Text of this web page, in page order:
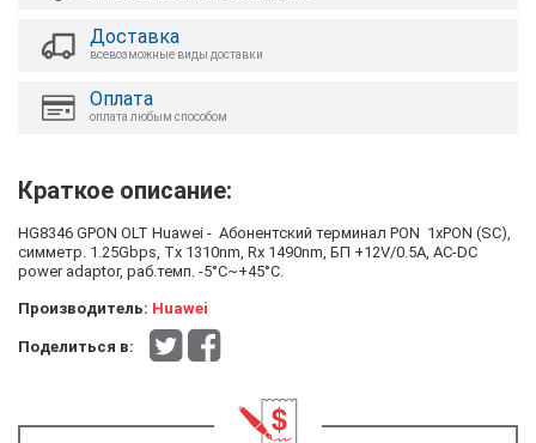
Доставка
всевозможные виды доставки
Оплата
оплата любым способом
Краткое описание:
HG8346 GPON OLT Huawei - Абонентский терминал PON 1xPON (SC),
симметр. 1.25Gbps, Tx 1310nm, Rx 1490nm, БП +12V/0.5A, AC-DC
power adaptor, раб.темп. -5°C~+45°C.
Производитель: Huawei
Поделиться в: